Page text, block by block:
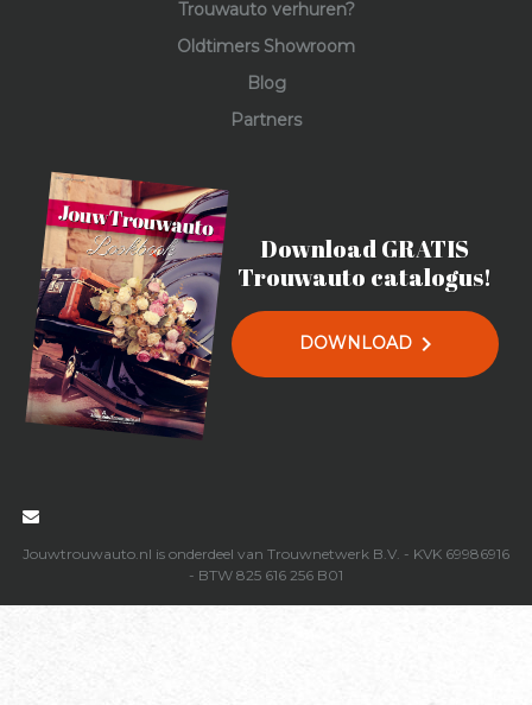
Trouwauto verhuren?
Oldtimers Showroom
Blog
Partners
Download GRATIS
Trouwauto catalogus!
DOWNLOADchevron_right

Jouwtrouwauto.nl is onderdeel van Trouwnetwerk B.V. - KVK 69986916
- BTW 825 616 256 B01